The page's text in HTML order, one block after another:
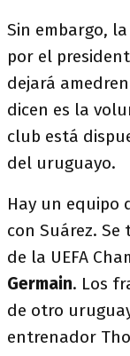
Sin embargo,
por el
dejará
dicen es la
club está
del uruguayo.
Hay un equipo
con Suárez.
de la UEFA
Germain. Los
de otro
entrenador